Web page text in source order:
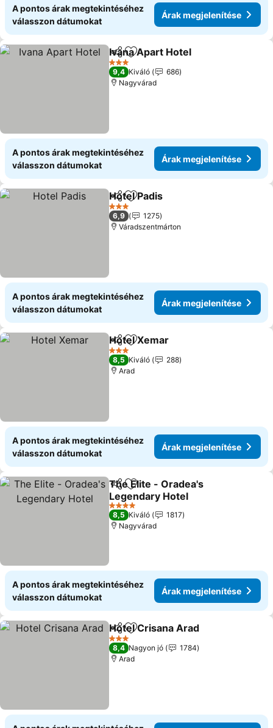
A pontos árak megtekintéséhez
válasszon dátumokat
Árak megjelenítése
Megosztás
Hozzáadás a kedvencekhez
Ivana Apart Hotel
3 Kategória
9,4 Kiváló
686
Nagyvárad
A pontos árak megtekintéséhez
válasszon dátumokat
Árak megjelenítése
Megosztás
Hozzáadás a kedvencekhez
Hotel Padis
3 Kategória
6,9
1275
Váradszentmárton
A pontos árak megtekintéséhez
válasszon dátumokat
Árak megjelenítése
Megosztás
Hozzáadás a kedvencekhez
Hotel Xemar
3 Kategória
8,5 Kiváló
288
Arad
A pontos árak megtekintéséhez
válasszon dátumokat
Árak megjelenítése
MegosztásHozzáadás a kedvencekhez
The Elite - Oradea's
Legendary Hotel
Árak megjelenítése
4 Kategória
8,5 Kiváló
1817
Nagyvárad
A pontos árak megtekintéséhez
válasszon dátumokat
Árak megjelenítése
Megosztás
Hozzáadás a kedvencekhez
Hotel Crisana Arad
3 Kategória
8,4 Nagyon jó
1784
Arad